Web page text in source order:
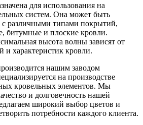
для использования на
систем. Она может быть
с различными типами покрытий,
битумные и плоские кровли.
высота волны зависят от
и характеристик кровли.
нашим заводом
на производстве
кровельных элементов. Мы
и долговечность нашей
широкий выбор цветов и
потребности каждого клиента.